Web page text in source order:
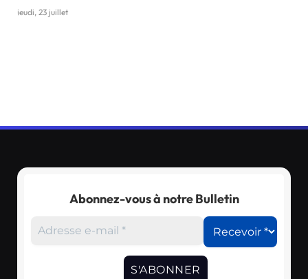
jeudi, 23 juillet
Abonnez-vous à notre Bulletin